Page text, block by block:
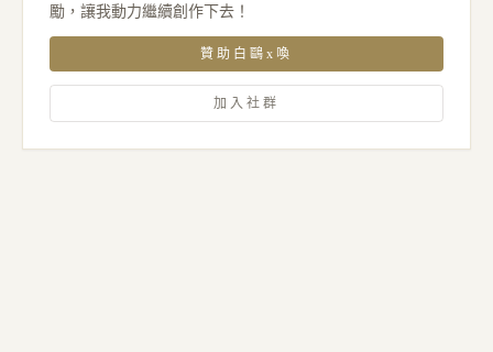
勵，讓我動力繼續創作下去！
贊助白鷗x喚
加入社群